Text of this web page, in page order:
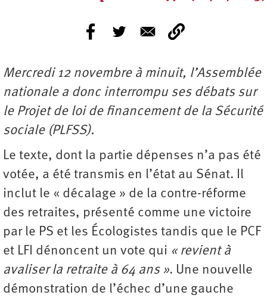
Mercredi 12 novembre à minuit, l’Assemblée
nationale a donc interrompu ses débats sur
le Projet de loi de financement de la Sécurité
sociale (PLFSS).
Le texte, dont la partie dépenses n’a pas été
votée, a été transmis en l’état au Sénat. Il
inclut le « décalage » de la contre-réforme
des retraites, présenté comme une victoire
par le PS et les Écologistes tandis que le PCF
et LFI dénoncent un vote qui « revient à
avaliser la retraite à 64 ans ». Une nouvelle
démonstration de l’échec d’une gauche